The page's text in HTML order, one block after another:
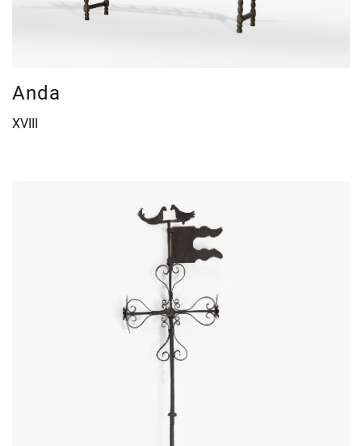
Anda
XVIII